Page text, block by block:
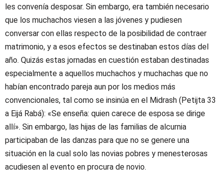
les convenía desposar. Sin embargo, era también necesario
que los muchachos viesen a las jóvenes y pudiesen
conversar con ellas respecto de la posibilidad de contraer
matrimonio, y a esos efectos se destinaban estos días del
año. Quizás estas jornadas en cuestión estaban destinadas
especialmente a aquellos muchachos y muchachas que no
habían encontrado pareja aun por los medios más
convencionales, tal como se insinúa en el Midrash (Petijta 33
a Eijá Rabá): «Se enseña: quien carece de esposa se dirige
allí». Sin embargo, las hijas de las familias de alcurnia
participaban de las danzas para que no se genere una
situación en la cual solo las novias pobres y menesterosas
acudiesen al evento en procura de novio.